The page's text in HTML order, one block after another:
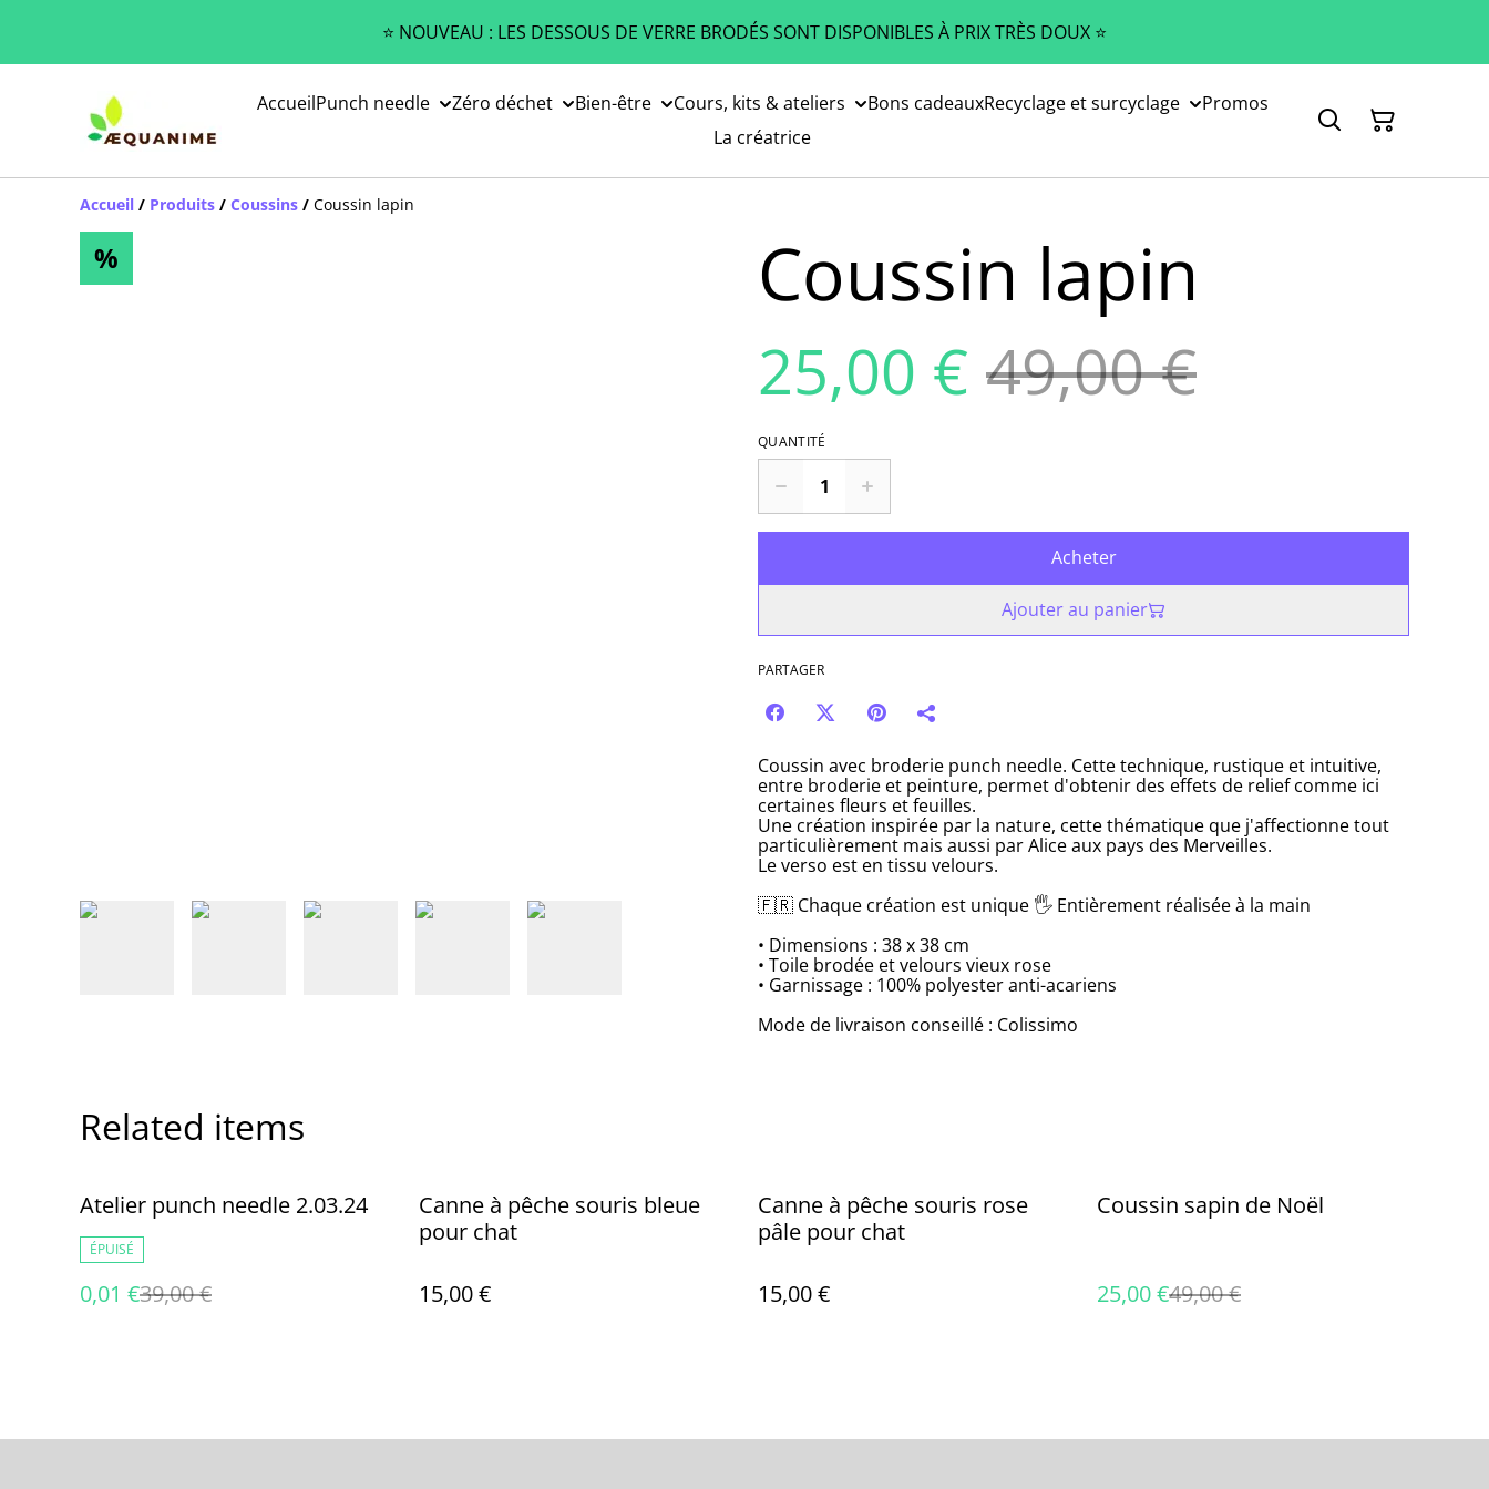
⭐️ NOUVEAU : LES DESSOUS DE VERRE BRODÉS SONT DISPONIBLES À PRIX TRÈS DOUX ⭐️
AccueilPunch needle Zéro déchet Bien-être Cours, kits & ateliers Bons cadeauxRecyclage et surcyclage
Promos
La créatrice
Accueil / Produits / Coussins / Coussin lapin
% Coussin lapin
25,00 € 49,00 €
QUANTITÉ
Acheter
Ajouter au panier
PARTAGER
Coussin avec broderie punch needle. Cette technique, rustique et intuitive,
entre broderie et peinture, permet d'obtenir des effets de relief comme ici
certaines fleurs et feuilles.
Une création inspirée par la nature, cette thématique que j'affectionne tout
particulièrement mais aussi par Alice aux pays des Merveilles.
Le verso est en tissu velours.
🇫🇷 Chaque création est unique 🖐 Entièrement réalisée à la main
• Dimensions : 38 x 38 cm
• Toile brodée et velours vieux rose
• Garnissage : 100% polyester anti-acariens
Mode de livraison conseillé : Colissimo
Related items
%
Atelier punch needle 2.03.24
ÉPUISÉ
0,01 €39,00 €
Canne à pêche souris bleue
pour chat
15,00 €
Canne à pêche souris rose
pâle pour chat
15,00 €
%
Coussin sapin de Noël
25,00 €49,00 €